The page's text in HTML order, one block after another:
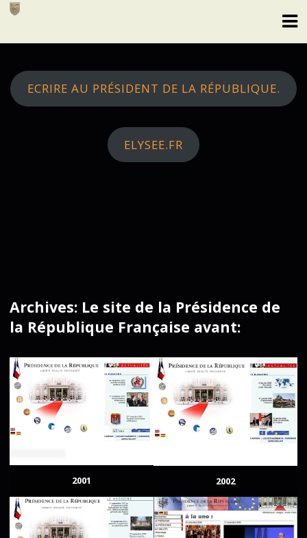
Skip
ECRIRE AU PRÉSIDENT DE LA RÉPUBLIQUE.
ELYSEE.FR
Archives: Le site de la Présidence de
la République Française avant:
2001 2002